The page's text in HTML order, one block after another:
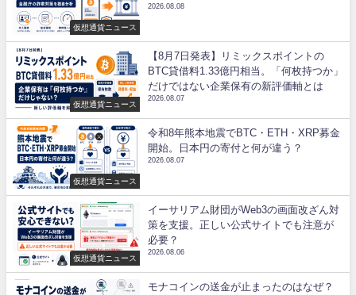
仮想通貨ニュース
2026.08.08
仮想通貨ニュース
【8月7日発表】リミックスポイントの
BTC貸借料1.33億円相当。「何枚持つか」
だけではない企業保有の新評価軸とは
2026.08.07
仮想通貨ニュース
令和8年熊本地震でBTC・ETH・XRP募金
開始。日本円の寄付と何が違う？
2026.08.07
仮想通貨ニュース
イーサリアム財団がWeb3の画面改ざん対
策を支援。正しい公式サイトでも注意が
必要？
2026.08.06
モナコインの送金が止まったのはなぜ？